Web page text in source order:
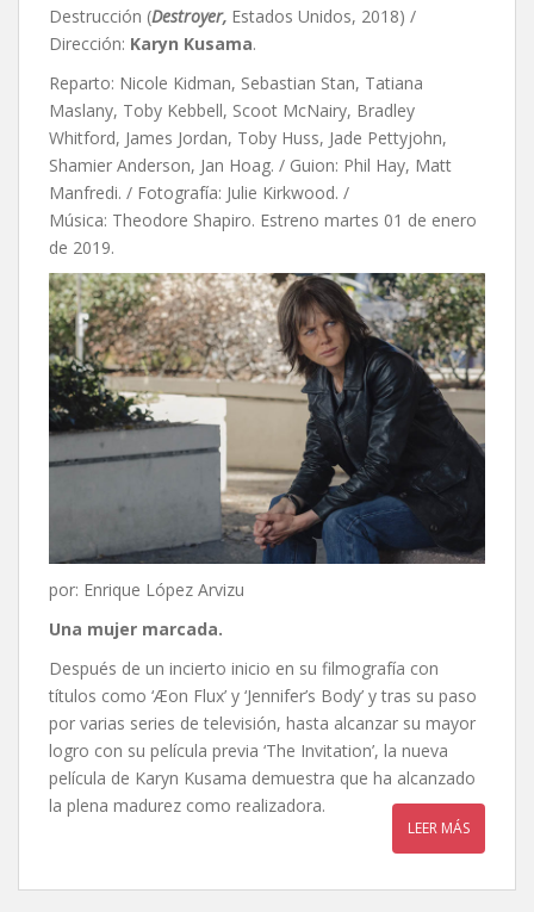
Destrucción (Destroyer, Estados Unidos, 2018) /
Dirección: Karyn Kusama.
Reparto: Nicole Kidman, Sebastian Stan, Tatiana
Maslany, Toby Kebbell, Scoot McNairy, Bradley
Whitford, James Jordan, Toby Huss, Jade Pettyjohn,
Shamier Anderson, Jan Hoag. / Guion: Phil Hay, Matt
Manfredi. / Fotografía: Julie Kirkwood. /
Música: Theodore Shapiro. Estreno martes 01 de enero
de 2019.
por: Enrique López Arvizu
Una mujer marcada.
Después de un incierto inicio en su filmografía con
títulos como ‘Æon Flux’ y ‘Jennifer’s Body’ y tras su paso
por varias series de televisión, hasta alcanzar su mayor
logro con su película previa ‘The Invitation’, la nueva
película de Karyn Kusama demuestra que ha alcanzado
la plena madurez como realizadora.
LEER MÁS